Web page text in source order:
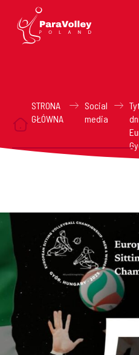
STRONA
GŁÓWNA
Social
media